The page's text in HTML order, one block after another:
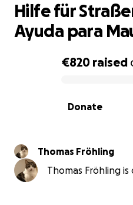
0% complete
€820 raised
Donate
Hilfe für
Ayuda para
Thomas Fröhling
Thomas Fröhling